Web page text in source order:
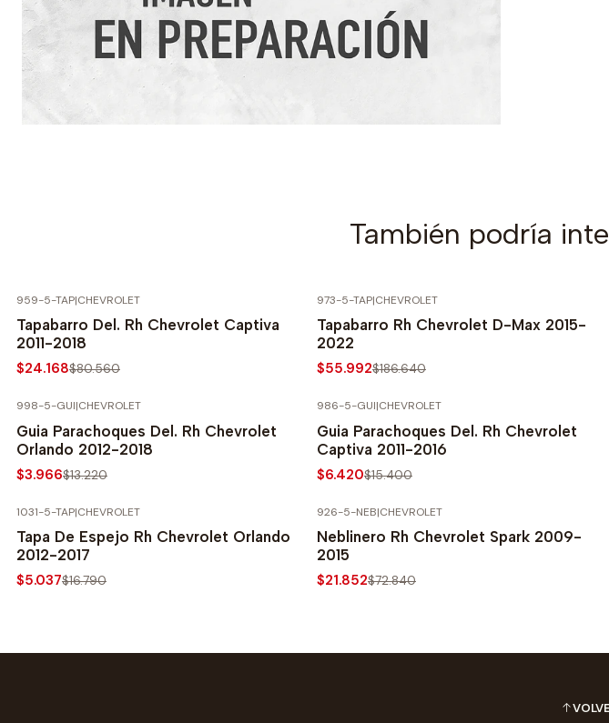
También podría
959-5-TAP|CHEVROLET
Tapabarro Del. Rh Chevrolet Captiva
2011-2018
$24.168$80.560
973-5-TAP|CHEVROLET
Tapabarro Rh Chevrolet D-Max 2015-
2022
$55.992$186.640
998-5-GUI|CHEVROLET
Guia Parachoques Del. Rh Chevrolet
Orlando 2012-2018
$3.966$13.220
986-5-GUI|CHEVROLET
Guia Parachoques Del. Rh Chevrolet
Captiva 2011-2016
$6.420$15.400
1031-5-TAP|CHEVROLET
Tapa De Espejo Rh Chevrolet Orlando
2012-2017
$5.037$16.790
926-5-NEB|CHEVROLET
Neblinero Rh Chevrolet Spark 2009-
2015
$21.852$72.840